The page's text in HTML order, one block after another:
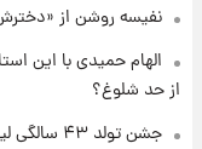
نفیسه روشن از «دخترش»
الهام حمیدی با این
از حد شلوغ؟
جشن تولد ۴۳ سالگی لیلا اوتادی با یک سورپرایز ویژه + فیلم